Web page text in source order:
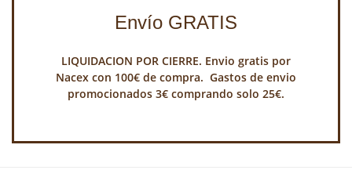
Envío GRATIS
LIQUIDACION POR CIERRE. Envio gratis por
Nacex con 100€ de compra. Gastos de envio
promocionados 3€ comprando solo 25€.